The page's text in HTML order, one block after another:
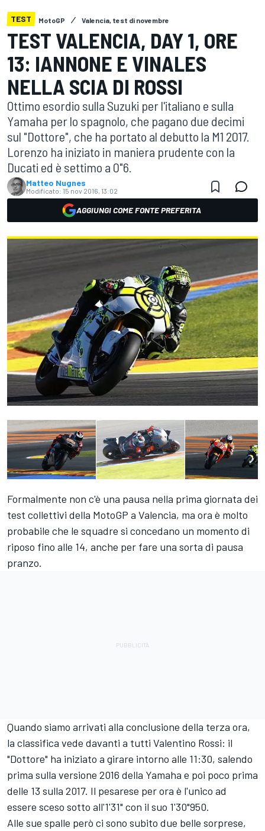
TEST MotoGP Valencia, test di novembre
TEST VALENCIA, DAY 1, ORE
13: IANNONE E VINALES
NELLA SCIA DI ROSSI
Ottimo esordio sulla Suzuki per l'italiano e sulla
Yamaha per lo spagnolo, che pagano due decimi
sul "Dottore", che ha portato al debutto la M1 2017.
Lorenzo ha iniziato in maniera prudente con la
Ducati ed è settimo a 0"6.
Matteo Nugnes
Modificato: 15 nov 2016, 13:02
AGGIUNGI COME FONTE PREFERITA
Formalmente non c'è una pausa nella prima giornata dei
test collettivi della MotoGP a Valencia, ma ora è molto
probabile che le squadre si concedano un momento di
riposo fino alle 14, anche per fare una sorta di pausa
pranzo.
Quando siamo arrivati alla conclusione della terza ora,
la classifica vede davanti a tutti Valentino Rossi: il
"Dottore" ha iniziato a girare intorno alle 11:30, salendo
prima sulla versione 2016 della Yamaha e poi poco prima
delle 13 sulla 2017. Il pesarese per ora è l'unico ad
essere sceso sotto all'1'31" con il suo 1'30"950.
Alle sue spalle però ci sono subito due belle sorprese,